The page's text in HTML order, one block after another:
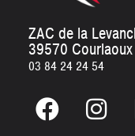
ZAC de la
39570 Courlaoux
03 84 24 24 54